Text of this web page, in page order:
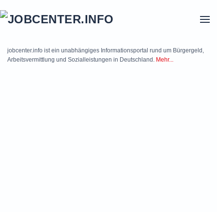
jobcenter.info ist ein unabhängiges Informationsportal rund um Bürgergeld,
Arbeitsvermittlung und Sozialleistungen in Deutschland. Mehr...